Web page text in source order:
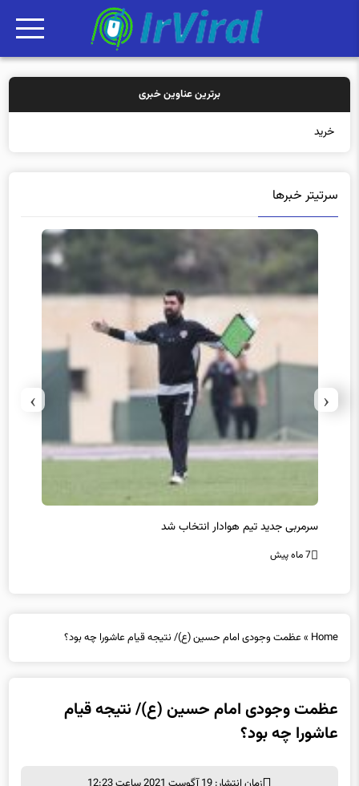
برترین عناوین خبری
خرید بیمه: سنتی یا
سرتیتر خبرها
سرمربی جدید تیم هوادار انتخاب شد
7 ماه پیش
‹
›
Home
»عظمت وجودی امام حسین (ع)/ نتیجه قیام عاشورا چه بود؟
عظمت وجودی امام حسین (ع)/ نتیجه قیام
عاشورا چه بود؟